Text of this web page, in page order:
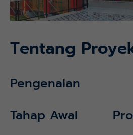
Tentang
Pengenalan
Tahap Awal